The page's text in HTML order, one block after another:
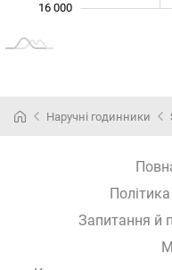
16 000
Наручні годинники
Запитання й